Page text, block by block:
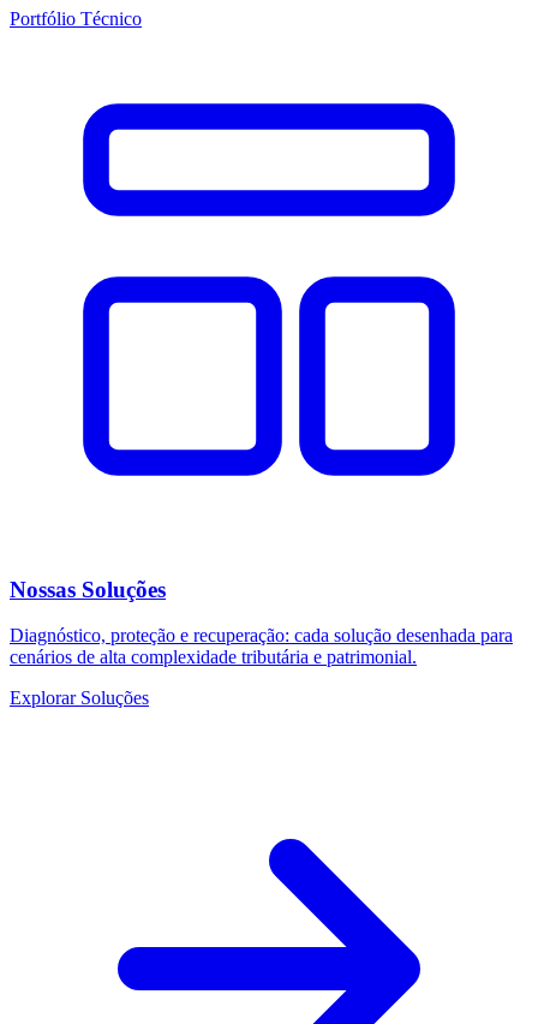
Portfólio Técnico
Nossas Soluções
Diagnóstico, proteção e recuperação: cada solução desenhada para
cenários de alta complexidade tributária e patrimonial.
Explorar Soluções